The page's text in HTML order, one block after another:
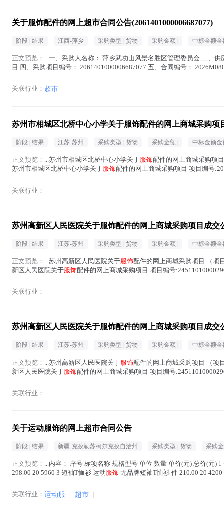
关于服饰配件的网上超市合同公告(2061401000006687077)
阶段 | 结果 江西-萍乡 采购类型 | 货物 采购金额 | 中标金额
正文预览： ...一、采购人名称： 萍乡武功山风景名胜区管理委员会 二、
目 四、采购项目编号： 2061401000006687077 五、合同编号：
关联行业： 超市 |
苏州市相城区北桥中心小学关于服饰配件的网上商城采购项
阶段 | 结果 江苏-苏州 采购类型 | 货物 采购金额 | 中标金额
正文预览： ...苏州市相城区北桥中心小学关于服饰配件的网上商城采购项
苏州市相城区北桥中心小学关于服饰配件的网上商城采购项目 项目编号
关联行业：
苏州高新区人民医院关于服饰配件的网上商城采购项目成交
阶段 | 结果 江苏-苏州 采购类型 | 货物 采购金额 | 中标金额
正文预览： ...苏州高新区人民医院关于服饰配件的网上商城采购项目 （项
新区人民医院关于服饰配件的网上商城采购项目 项目编号
关联行业：
苏州高新区人民医院关于服饰配件的网上商城采购项目成交
阶段 | 结果 江苏-苏州 采购类型 | 货物 采购金额 | 中标金额
正文预览： ...苏州高新区人民医院关于服饰配件的网上商城采购项目 （项
新区人民医院关于服饰配件的网上商城采购项目 项目编号
关联行业：
关于运动服饰的网上超市合同公告
阶段 | 结果 新疆-克孜勒苏柯尔克孜自治州 采购类型 | 货物 采购
正文预览： ...内容： 序号 标项名称 规格型号 单位 数量 单价(元) 总价(元)
298.00 20 5960 3 短袖T恤衫 运动服饰 无品牌短袖T恤衫 件 210.00 20
关联行业： 运动服 | 超市 |